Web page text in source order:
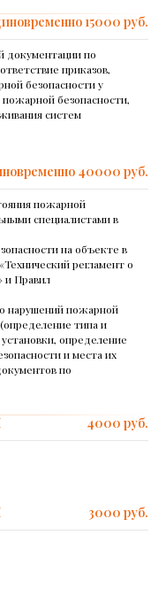
15000 руб.
документации по
приказов,
безопасности у
безопасности,
систем
40000 руб.
пожарной
специалистами в
на объекте в
регламент о
и Правил
нарушений пожарной
типа и
определение
и места их
по
4000 руб.
3000 руб.